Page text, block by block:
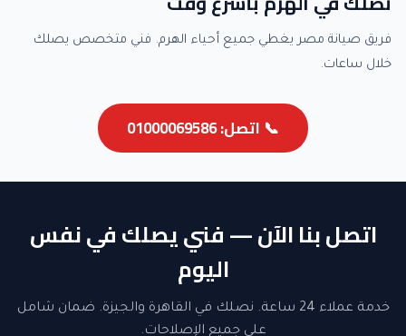
فريق صيانة مصر يغطي جميع أحياء الهرم. فني متخصص يصلك
خلال ساعات.
📞 اتصل: 01000069586
اتصل بنا الآن — فني يصلك في نفس
اليوم
خدمة عملاء 24 ساعة. نصلك في القاهرة والجيزة. ضمان شامل
على جميع الإصلاحات.